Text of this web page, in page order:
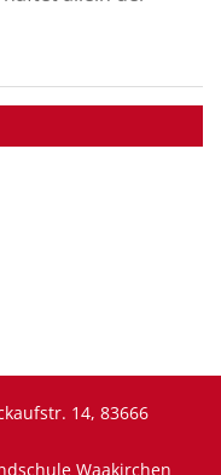
14, 83666
Waakirchen